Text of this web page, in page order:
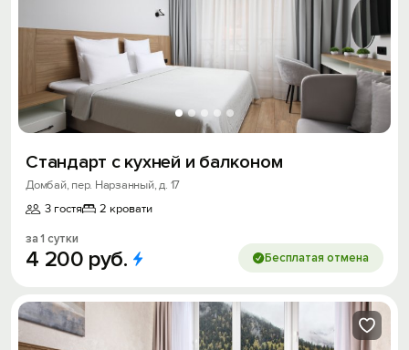
Стандарт с кухней и балконом
Домбай, пер. Нарзанный, д. 17
3 гостя
2 кровати
за 1 сутки
4 200 руб. Бесплатая отмена